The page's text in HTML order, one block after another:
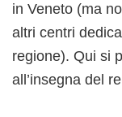
in Veneto (ma
altri centri
regione). Qui si
all’insegna del